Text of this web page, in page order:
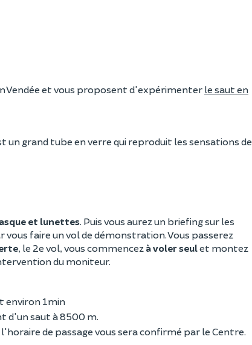
Vendée et vous proposent d'expérimenter le saut en
grand tube en verre qui reproduit les sensations de
et lunettes. Puis vous aurez un briefing sur les
faire un vol de démonstration. Vous passerez
, le 2e vol, vous commencez à voler seulet montez
du moniteur.
environ 1min
d'un saut à 8500 m.
de passage vous sera confirmé par le Centre.